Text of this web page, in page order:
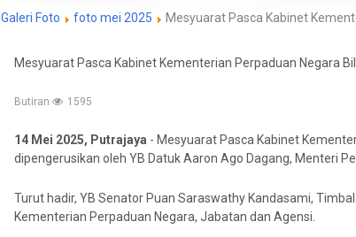
Galeri Foto foto mei 2025 Mesyuarat Pasca Kabinet
Mesyuarat Pasca Kabinet Kementerian Perpaduan Negara
Butiran 1595
14 Mei 2025, Putrajaya - Mesyuarat Pasca Kabinet
dipengerusikan oleh YB Datuk Aaron Ago Dagang, Menteri
Turut hadir, YB Senator Puan Saraswathy Kandasami,
Kementerian Perpaduan Negara, Jabatan dan Agensi.